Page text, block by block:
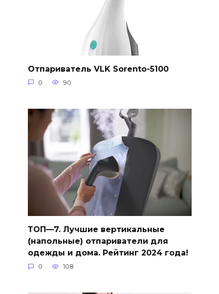
Отпариватель VLK Sorento-5100
0 90
ТОП—7. Лучшие вертикальные
(напольные) отпариватели для
одежды и дома. Рейтинг 2024 года!
0 108